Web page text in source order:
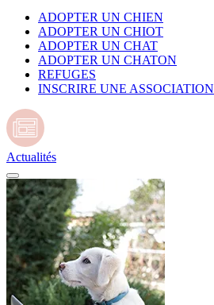
ADOPTER UN CHIEN
ADOPTER UN CHIOT
ADOPTER UN CHAT
ADOPTER UN CHATON
REFUGES
INSCRIRE UNE ASSOCIATION
Actualités